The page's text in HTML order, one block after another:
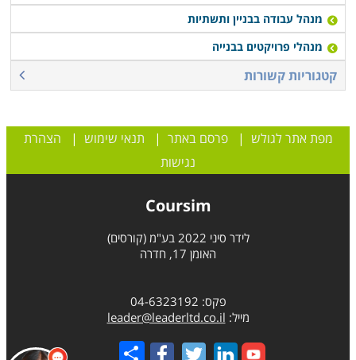
מנהל עבודה בבניין ותשתיות
מנהלי פרויקטים בבנייה
קטגוריות קשורות
מפת אתר לגולש |פרסם באתר | תנאי שימוש | הצהרת
נגישות
Coursim
לידר סיני 2022 בע"מ (קורסים)
האומן 17, חדרה
פקס: 04-6323192
מייל: leader@leaderltd.co.il
Share